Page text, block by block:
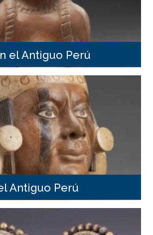
el Antiguo Perú
Antiguo Perú